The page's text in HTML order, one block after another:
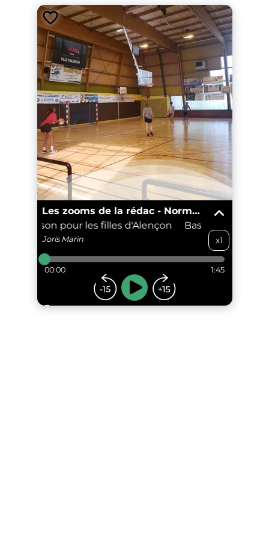
Les zooms de la rédac - Normandie
saison pour les filles d'Alençon
Basket :
Joris Marin x1
00:00 1:45
...